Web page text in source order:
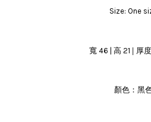
Size: One
寬 46 | 高 21 | 厚
顏色：黑